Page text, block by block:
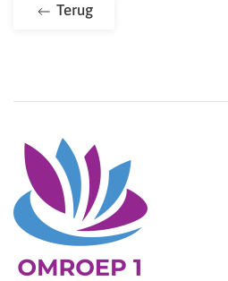
Terug